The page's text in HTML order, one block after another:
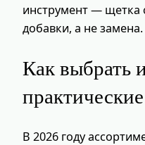
инструмент — щетка
добавки, а не замена.
Как выбрать
В 2026 году